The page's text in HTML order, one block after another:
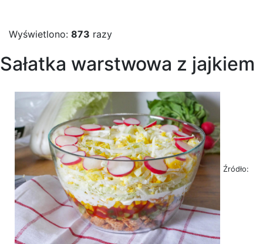
Wyświetlono: 873 razy
Sałatka warstwowa z jajkiem
Źródło: